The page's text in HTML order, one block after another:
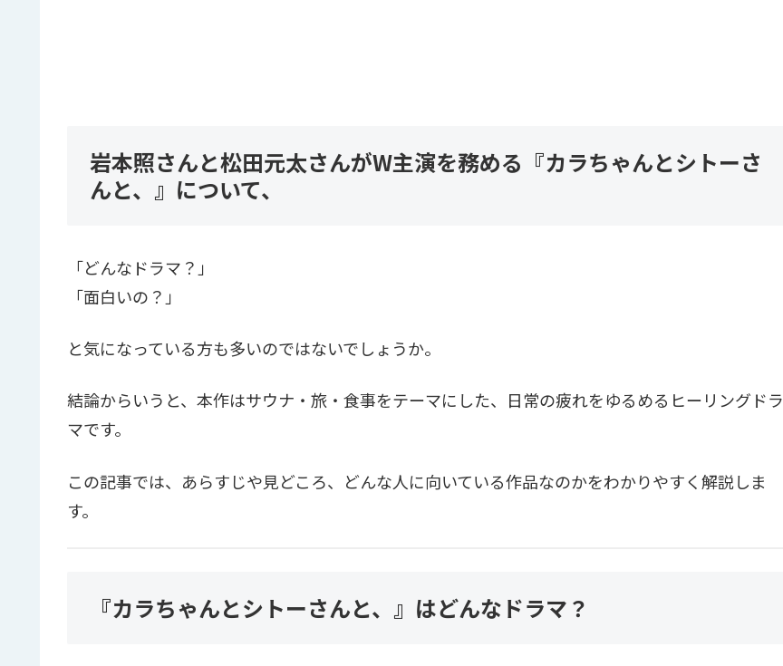
岩本照さんと松田元太さんがW主演を務める『カラちゃんとシトーさ
んと、』について、
「どんなドラマ？」
「面白いの？」
と気になっている方も多いのではないでしょうか。
結論からいうと、本作はサウナ・旅・食事をテーマにした、日常の疲れをゆるめるヒーリングドラ
マです。
この記事では、あらすじや見どころ、どんな人に向いている作品なのかをわかりやすく解説しま
す。
『カラちゃんとシトーさんと、』はどんなドラマ？